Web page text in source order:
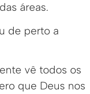
áreas.
de perto a
vê todos os
que Deus nos